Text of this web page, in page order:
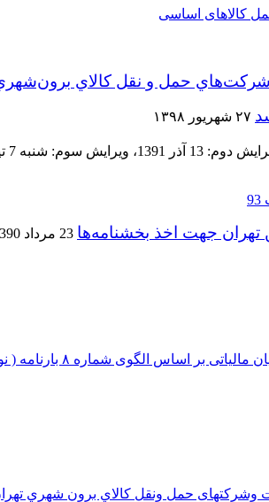
حمل و نقل كالاي
۲۷ شهریور ۱۳۹۸
تهران جهت اخذ بخشنامه‌ها 23 مرداد 1390
اساس الگوی شماره ۸ بارنامه ( نوع 1 )
حمل ونقل كالاي برون شهري